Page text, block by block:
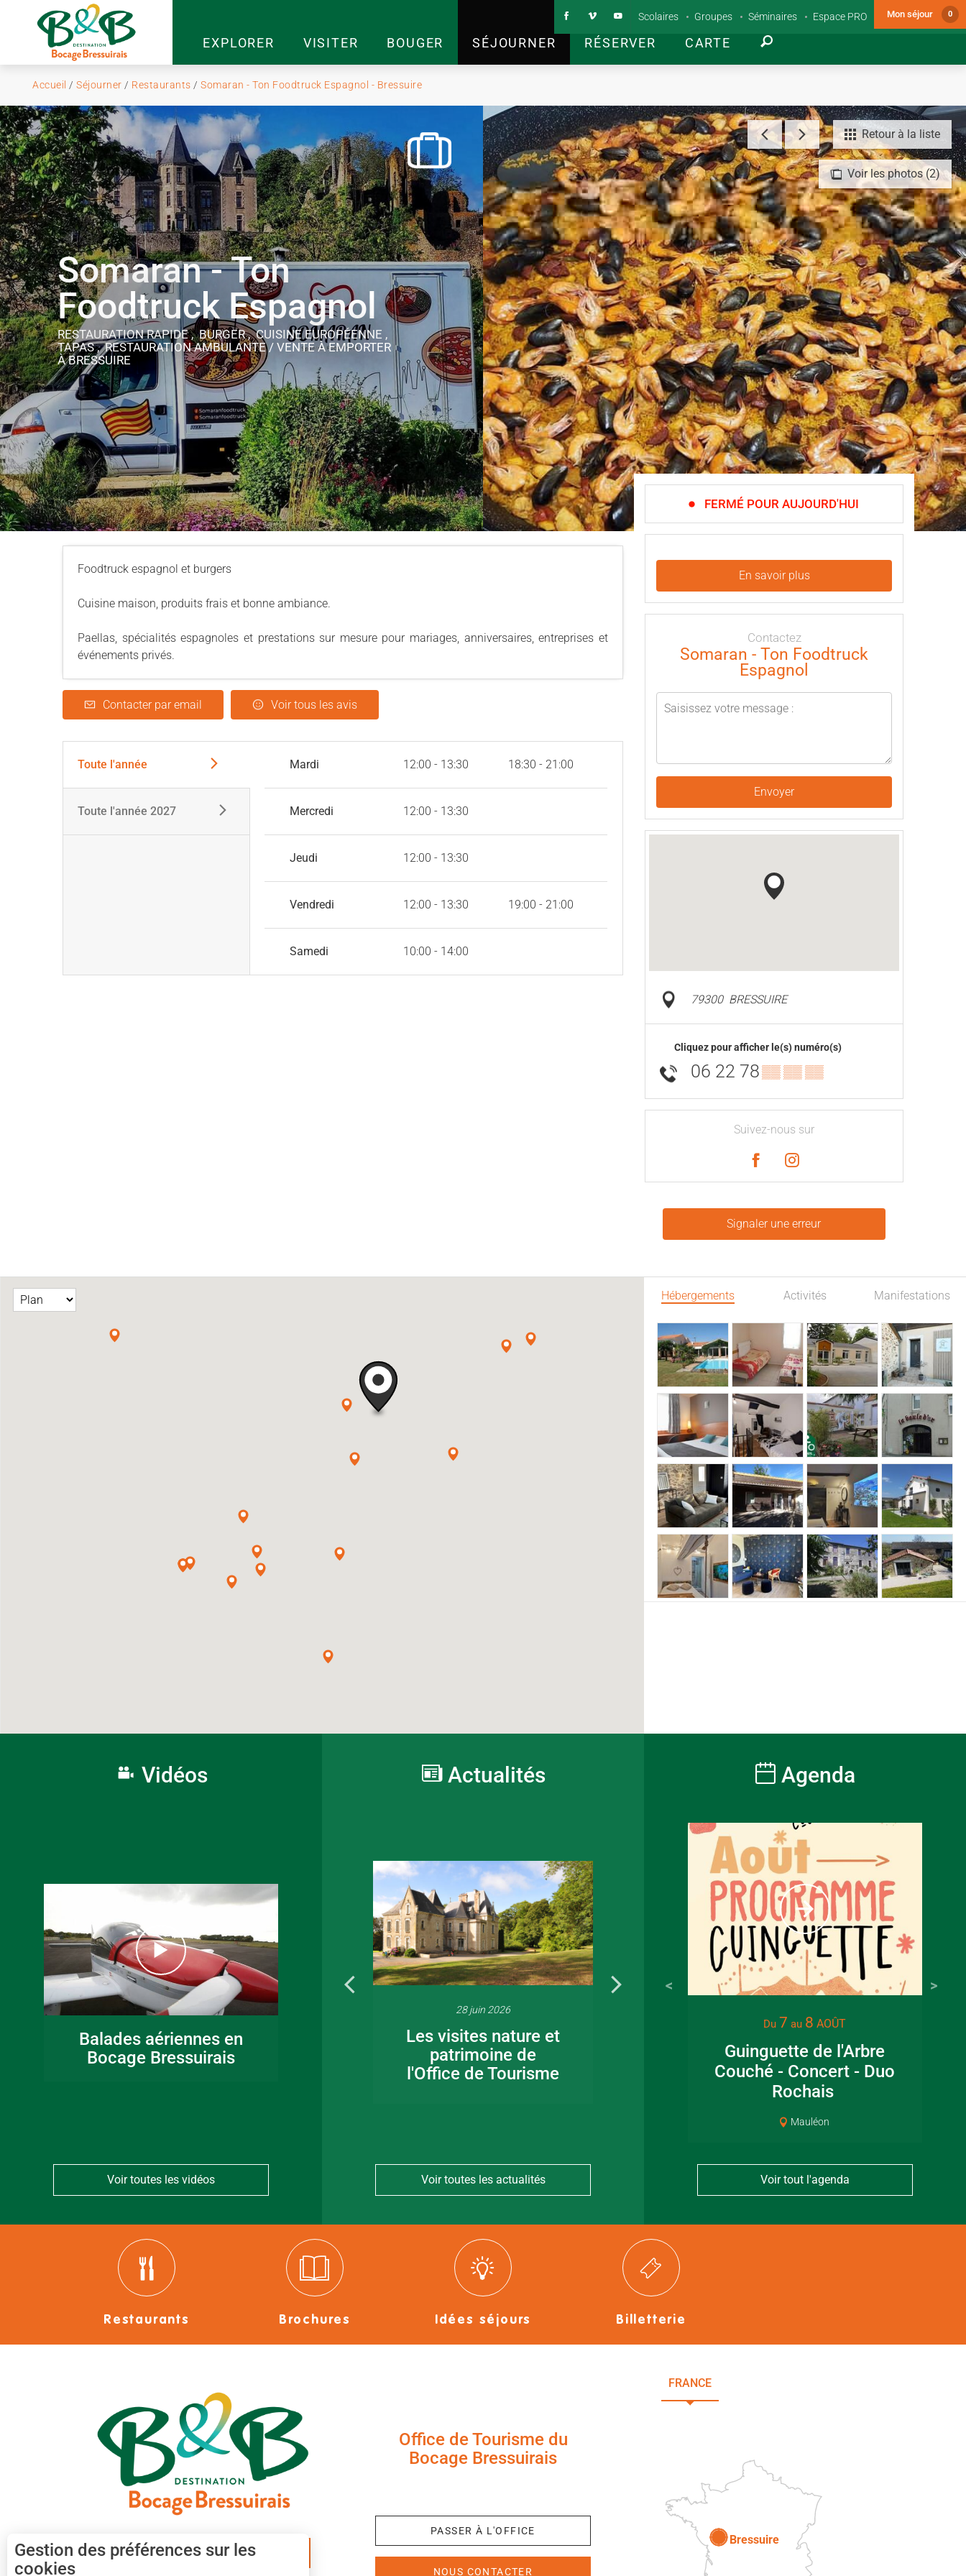
EXPLORER VISITER BOUGER SÉJOURNER RÉSERVER CARTE
Scolaires Groupes Séminaires Espace PRO Mon séjour 0
Accueil / Séjourner / Restaurants / Somaran - Ton Foodtruck Espagnol - Bressuire
Voir les photos (2)
Retour à la liste
Somaran - Ton
Foodtruck Espagnol
RESTAURATION RAPIDE , BURGER , CUISINE EUROPÉENNE ,
TAPAS , RESTAURATION AMBULANTE / VENTE À EMPORTER
À BRESSUIRE
Foodtruck espagnol et burgers
Cuisine maison, produits frais et bonne ambiance.
Paellas, spécialités espagnoles et prestations sur mesure pour mariages, anniversaires, entreprises et
événements privés.
Contacter par email Voir tous les avis
Toute l'année
Toute l'année 2027
Mardi 12:00 - 13:30 18:30 - 21:00
Mercredi 12:00 - 13:30
Jeudi 12:00 - 13:30
Vendredi 12:00 - 13:30 19:00 - 21:00
Samedi 10:00 - 14:00
FERMÉ POUR AUJOURD'HUI
En savoir plus
Contactez
Somaran - Ton Foodtruck
Espagnol
Envoyer
79300 BRESSUIRE
Cliquez pour afficher le(s) numéro(s)
06 22 78▒▒ ▒▒ ▒▒
Suivez-nous sur
Signaler une erreur
Hébergements Activités Manifestations
Vidéos
Balades aériennes en
Bocage Bressuirais
Voir toutes les vidéos
Actualités
16 juin 2026
Fête de la musique
en Bocage
28 juin 2026
Les visites nature et
patrimoine de
l'Office de Tourisme
canoë en Bocage
Bressuirais
Voir toutes les actualités
Agenda
Du 7 au 8 AOÛT
Guinguette de l'Arbre
Couché - Concert - Duo
Rochais
Mauléon
Voir tout l'agenda
Restaurants Brochures Idées séjours Billetterie
APPLICATION MOBILE
Office de Tourisme du
Bocage Bressuirais
PASSER À L'OFFICE
NOUS CONTACTER
FRANCE
Bressuire
Gestion des préférences sur les
cookies